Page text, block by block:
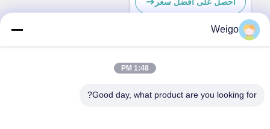
4410324300
عنوان
Weigo
1:48 PM
Good day, what product are you looking for?